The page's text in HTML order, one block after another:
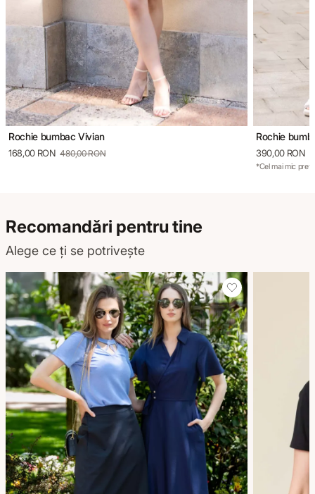
Rochie bumbac Vivian
168,00 RON 480,00 RON
Rochie
390,00 RON
*Cel mai mic preț
Recomandări pentru tine
Alege ce ți se potrivește